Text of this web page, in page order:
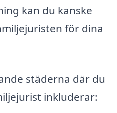
kan du kanske
för dina
städerna där du
inkluderar: